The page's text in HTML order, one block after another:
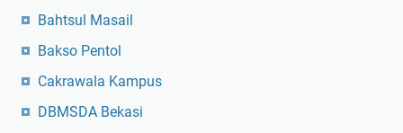
Bahtsul Masail
Bakso Pentol
Cakrawala Kampus
DBMSDA Bekasi